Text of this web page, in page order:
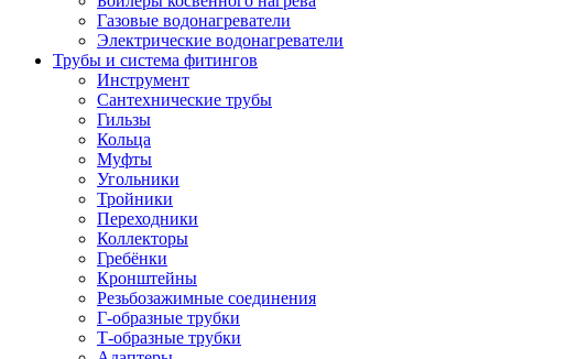
Газовые водонагреватели
Электрические водонагреватели
Трубы и система фитингов
Инструмент
Сантехнические трубы
Гильзы
Кольца
Муфты
Угольники
Тройники
Переходники
Коллекторы
Гребёнки
Кронштейны
Резьбозажимные соединения
Г-образные трубки
Т-образные трубки